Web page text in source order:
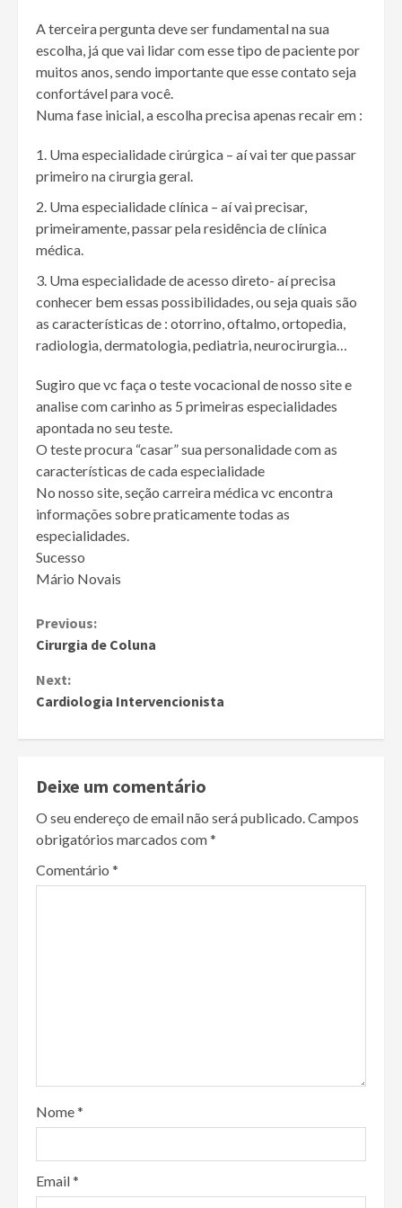
A terceira pergunta deve ser fundamental na sua
escolha, já que vai lidar com esse tipo de paciente por
muitos anos, sendo importante que esse contato seja
confortável para você.
Numa fase inicial, a escolha precisa apenas recair em :
Uma especialidade cirúrgica – aí vai ter que passar
primeiro na cirurgia geral.
Uma especialidade clínica – aí vai precisar,
primeiramente, passar pela residência de clínica
médica.
Uma especialidade de acesso direto- aí precisa
conhecer bem essas possibilidades, ou seja quais são
as características de : otorrino, oftalmo, ortopedia,
radiologia, dermatologia, pediatria, neurocirurgia…
Sugiro que vc faça o teste vocacional de nosso site e
analise com carinho as 5 primeiras especialidades
apontada no seu teste.
O teste procura “casar” sua personalidade com as
características de cada especialidade
No nosso site, seção carreira médica vc encontra
informações sobre praticamente todas as
especialidades.
Sucesso
Mário Novais
Continue
Reading
Previous:
Cirurgia de Coluna
Next:
Cardiologia Intervencionista
Deixe um comentário
O seu endereço de email não será publicado.Campos
obrigatórios marcados com*
Comentário *
Nome*
Email*